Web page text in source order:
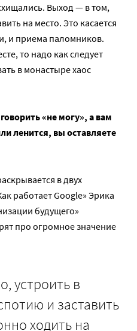
Выход — в том,
на место. Это касается
и приема паломников.
то надо как следует
в монастыре хаос
«не могу», а вам
ленится, вы оставляете
в двух
работает Google» Эрика
будущего»
про огромное значение
устроить в
и заставить
ходить на